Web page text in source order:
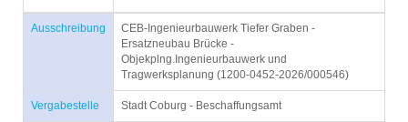
Ausschreibung
CEB-Ingenieurbauwerk Tiefer Graben -
Ersatzneubau Brücke -
Objekplng.Ingenieurbauwerk und
Tragwerksplanung (1200-0452-2026/000546)
Vergabestelle Stadt Coburg - Beschaffungsamt